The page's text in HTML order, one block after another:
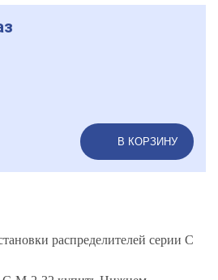
В КОРЗИНУ
распределителей серии C